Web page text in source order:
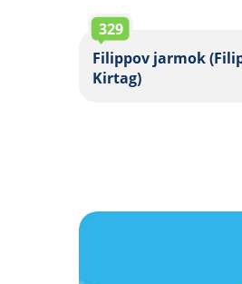
329
Filippov jarmok
Kirtag)